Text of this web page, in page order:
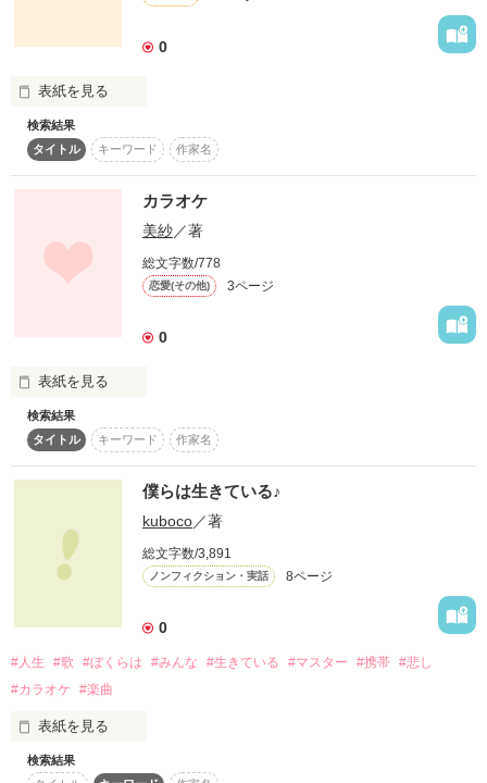
0
表紙を見る
妙に生々しいカラオケ屋のバイト生活をコメディタッチで書き
綴ります？！
作品を読む
検索結果
タイトル
キーワード 作家名
カラオケ
美紗／著
総文字数/778
恋愛(その他) 3ページ
0
表紙を見る
ベーコンレタス風味です。（笑）
作品を読む
検索結果
タイトル
キーワード 作家名
僕らは生きている♪
kuboco／著
総文字数/3,891
ノンフィクション・実話 8ページ
0
#人生 #歌 #ぼくらは #みんな #生きている #マスター #携帯 #悲し
#カラオケ
#楽曲
表紙を見る
「ぼくらはみんな生きている♪」その一節に思う。
検索結果